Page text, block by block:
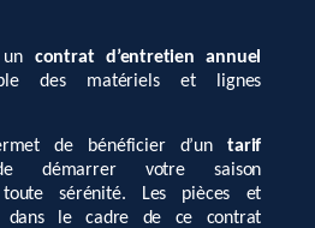
un contrat d’entretien annuel
des matériels et lignes
de bénéficier d’untarif
votre saison
toute sérénité. Les pièces et
dans le cadre de ce contrat